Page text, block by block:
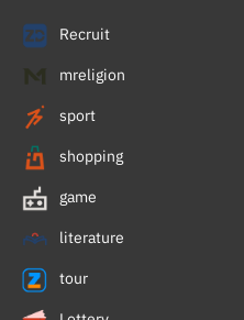
Recruit
mreligion
sport
shopping
game
literature
tour